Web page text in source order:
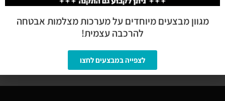
מצלמות אבטחה ברמת גן
מגוון מבצעים מיוחדים על מערכות מצלמות אבטחה
להרכבה עצמית!
לצפייה במבצעים לחצו